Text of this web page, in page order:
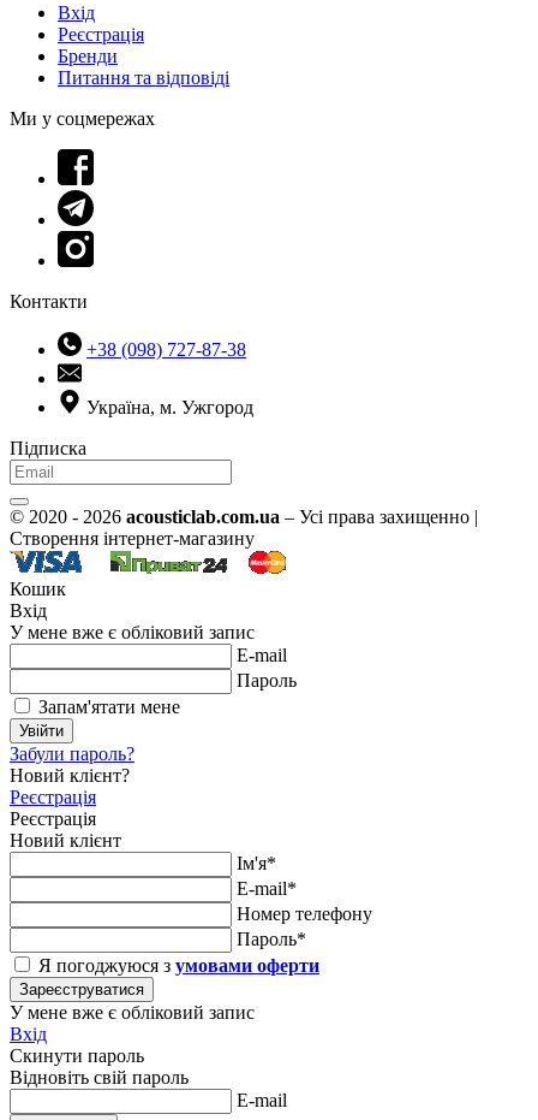
Вхід
Реєстрація
Бренди
Питання та відповіді
Ми у соцмережах
Контакти
+38 (098) 727-87-38
Україна, м. Ужгород
Підписка
© 2020 - 2026 acousticlab.com.ua – Усі права захищенно |
Створення інтернет-магазину
Кошик
Вхід
У мене вже є обліковий запис
E-mail
Пароль
Запам'ятати мене
Увійти
Забули пароль?
Новий клієнт?
Реєстрація
Реєстрація
Новий клієнт
Ім'я*
E-mail*
Номер телефону
Пароль*
Я погоджуюся з умовами оферти
Зареєструватися
У мене вже є обліковий запис
Вхід
Скинути пароль
Відновіть свій пароль
E-mail